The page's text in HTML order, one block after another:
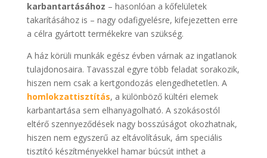
karbantartásához – hasonlóan a kőfelületek
takarításához is – nagy odafigyelésre, kifejezetten erre
a célra gyártott termékekre van szükség.
A ház körüli munkák egész évben várnak az ingatlanok
tulajdonosaira. Tavasszal egyre több feladat sorakozik,
hiszen nem csak a kertgondozás elengedhetetlen. A
homlokzattisztítás, a különböző kültéri elemek
karbantartása sem elhanyagolható. A szokásostól
eltérő szennyeződések nagy bosszúságot okozhatnak,
hiszen nem egyszerű az eltávolításuk, ám speciális
tisztító készítményekkel hamar búcsút inthet a